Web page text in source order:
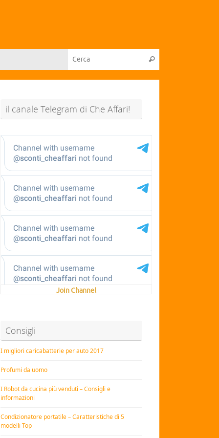
il canale Telegram di Che Affari!
Join Channel
Consigli
I migliori caricabatterie per auto 2017
Profumi da uomo
I Robot da cucina più venduti – Consigli e
informazioni
Condizionatore portatile – Caratteristiche di 5
modelli Top